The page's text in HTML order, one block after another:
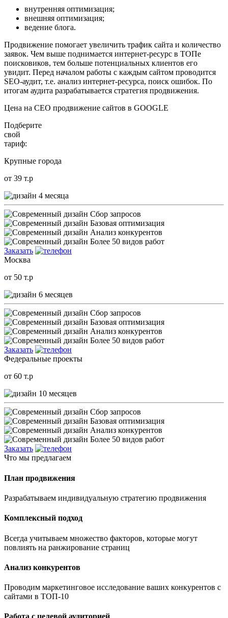
внутренняя оптимизация;
внешняя оптимизация;
ведение блога.
Продвижение помогает увеличить трафик сайта и количество
заявок. Чем выше поднимается интернет-ресурс в ТОПе
поисковиков, тем больше потенциальных клиентов его
увидит. Перед началом работы с каждым сайтом проводится
SEO-аудит, т.е. анализ интернет-ресурса, поиск ошибок. По
итогам аудита разрабатывается стратегия продвижения.
Цена на СЕО продвижение сайтов в GOOGLE
Подберите
свой
тариф:
Крупные города
от 39 т.р
4 месяца
Сбор запросов
Базовая оптимизация
Анализ конкурентов
Более 50 видов работ
Заказать
Москва
от 50 т.р
6 месяцев
Сбор запросов
Базовая оптимизация
Анализ конкурентов
Более 50 видов работ
Заказать
Федеральные проекты
от 60 т.р
10 месяцев
Сбор запросов
Базовая оптимизация
Анализ конкурентов
Более 50 видов работ
Заказать
Что мы предлагаем
План продвижения
Разрабатываем индивидуальную стратегию продвижения
Комплексный подход
Всегда учитываем множество факторов, которые могут
повлиять на ранжирование страниц
Анализ конкурентов
Проводим маркетинговое исследование ваших конкурентов с
сайтами в ТОП-10